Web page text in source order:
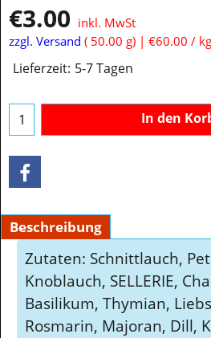
€3.00 inkl. MwSt
zzgl. Versand
50.00 g €60.00 / kg
Lieferzeit: 5-7 Tagen
In den
Beschreibung
Zutaten: Schnittlauch,
Knoblauch, SELLERIE,
Basilikum, Thymian,
Rosmarin, Majoran, Dill,